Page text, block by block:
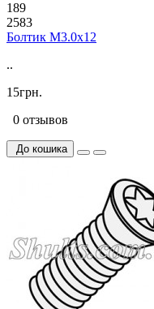
189
2583
Болтик М3.0х12
..
15грн.
0 отзывов
До кошика